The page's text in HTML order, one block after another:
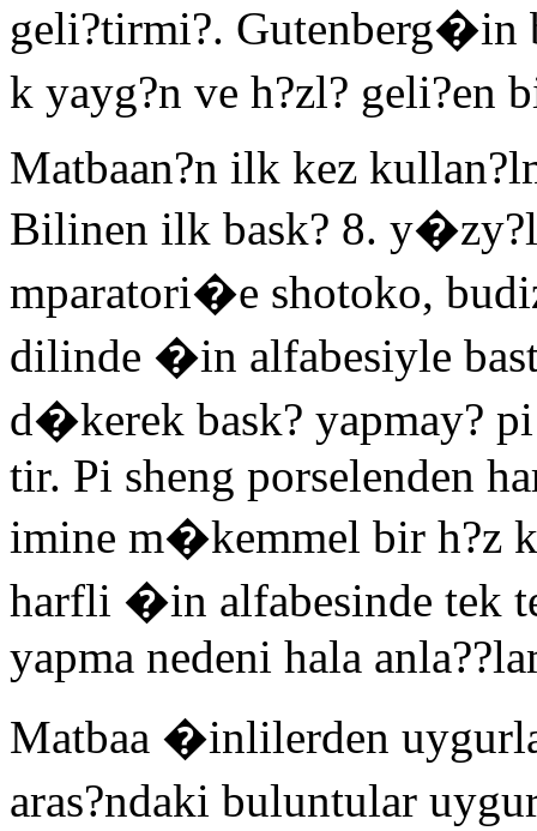
geli?tirmi?. Gutenberg�in
k yayg?n ve h?zl? geli?en
Matbaan?n ilk kez
Bilinen ilk bask? 8.
mparatori�e shotoko,
dilinde �in alfabesiyle
d�kerek bask? yapmay?
tir. Pi sheng porselenden
imine m�kemmel bir h?z
harfli �in alfabesinde tek
yapma nedeni hala
Matbaa �inlilerden
aras?ndaki buluntular